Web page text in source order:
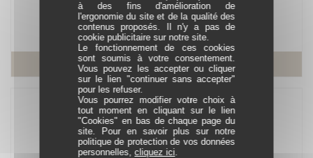
En stock
36,00 €
En savoir plus
à des fins d'amélioration de
l'ergonomie du site et de la qualité des
contenus proposés. Il n'y a pas de
cookie publicitaire sur notre site.
Le fonctionnement de ces cookies
sont soumis à votre consentement.
Vous pouvez les accepter ou cliquer
sur le lien "continuer sans accepter"
pour les refuser.
Vous pourrez modifier votre choix à
tout moment en cliquant sur le lien
"Cookies" en bas de chaque page du
site. Pour en savoir plus sur notre
politique de protection de vos données
personnelles,cliquez ici.